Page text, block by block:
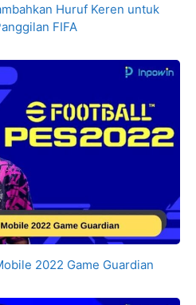
Huruf Keren untuk
FIFA
2022 Game Guardian